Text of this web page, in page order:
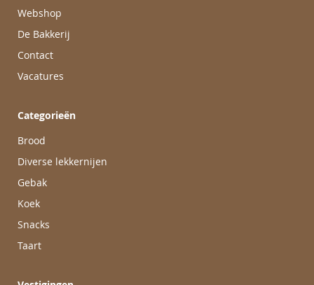
Webshop
De Bakkerij
Contact
Vacatures
Categorieën
Brood
Diverse lekkernijen
Gebak
Koek
Snacks
Taart